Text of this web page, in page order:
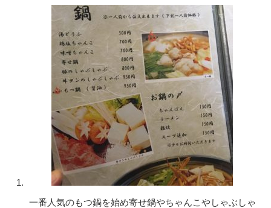
一番人気のもつ鍋を始め寄せ鍋やちゃんこやしゃぶしゃ